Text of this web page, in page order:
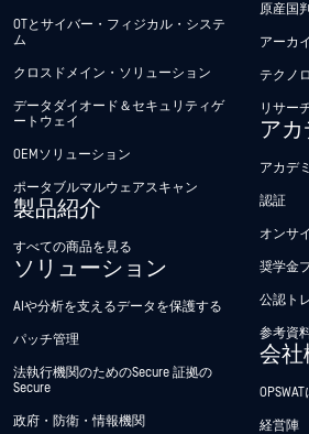
OTとサイバー・フィジカル・システ
ム
クロスドメイン・ソリューション
データダイオード＆セキュリティゲ
ートウェイ
OEMソリューション
ポータブルマルウェアスキャン
製品紹介
すべての商品を見る
ソリューション
AIや分析を支えるデータを保護する
パッチ管理
法執行機関のためのSecure 証拠の
Secure
政府・防衛・情報機関
原産国
アーカ
テクノ
リサー
ア
アカデ
認証
オンサ
奨学金
公認ト
参考資
会社
経営陣